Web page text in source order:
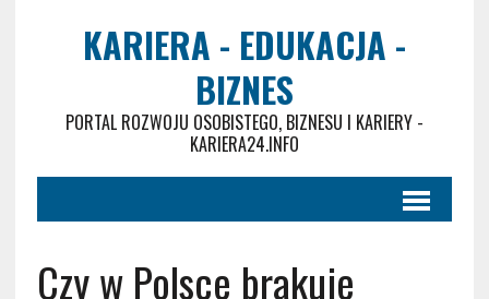
KARIERA - EDUKACJA -
BIZNES
PORTAL ROZWOJU OSOBISTEGO, BIZNESU I KARIERY -
KARIERA24.INFO
Czy w Polsce brakuje